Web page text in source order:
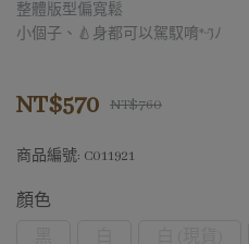
整體版型偏寬鬆
小個子、🍐身都可以駕馭唷*´ᵕ`)ﾉ
NT$570 NT$760
商品編號: C011921
顏色